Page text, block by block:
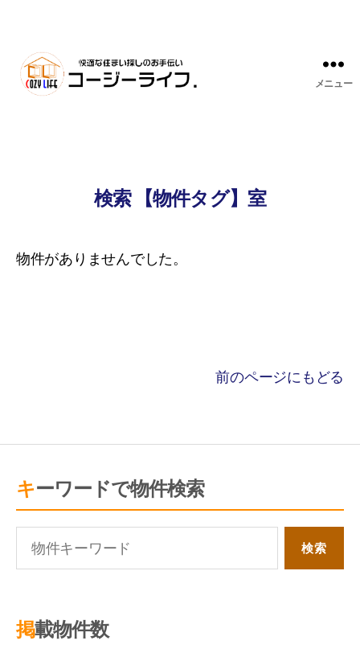
メニュー
検索 【物件タグ】室
物件がありませんでした。
前のページにもどる
キーワードで物件検索
掲載物件数